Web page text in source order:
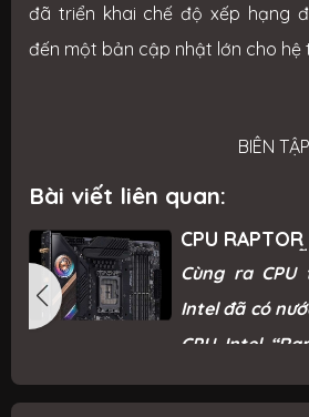
đã triển khai chế độ xếp hạng
đến một bản cập nhật lớn cho hệ
BIÊN
Bài viết liên quan:
CPU
CỦA INTEL
HỖ TRỢ
Cùng ra CPU
Intel đã có
CPU Intel